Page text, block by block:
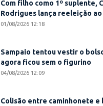
Com filho como 1º suplente,
Rodrigues lança reeleição ao
01/08/2026 12:18
Sampaio tentou vestir o
agora ficou sem o figurino
04/08/2026 12:09
Colisão entre caminhonete e